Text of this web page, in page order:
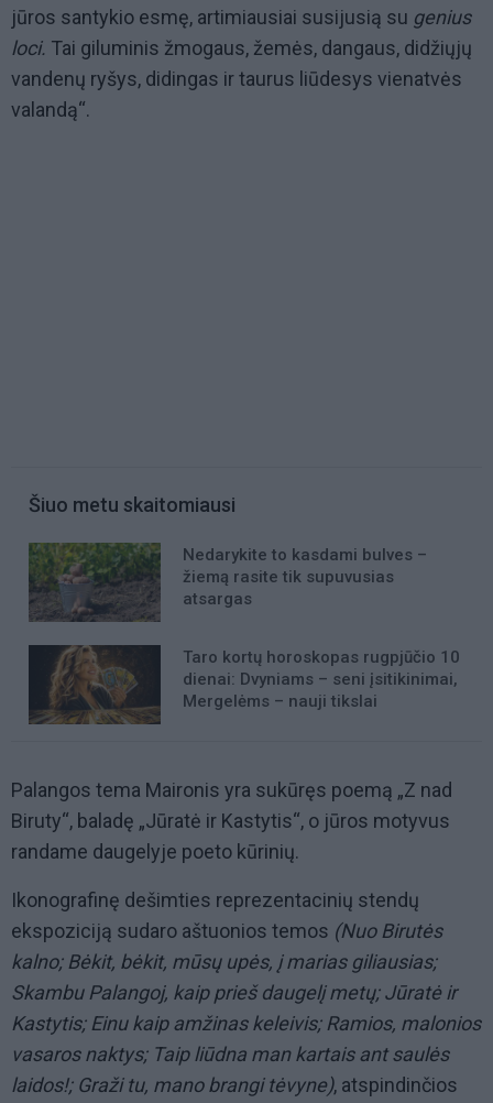
jūros santykio esmę, artimiausiai susijusią su genius
loci. Tai giluminis žmogaus, žemės, dangaus, didžiųjų
vandenų ryšys, didingas ir taurus liūdesys vienatvės
valandą“.
Šiuo metu skaitomiausi
Nedarykite to kasdami bulves –
žiemą rasite tik supuvusias
atsargas
Taro kortų horoskopas rugpjūčio 10
dienai: Dvyniams – seni įsitikinimai,
Mergelėms – nauji tikslai
Palangos tema Maironis yra sukūręs poemą „Z nad
Biruty“, baladę „Jūratė ir Kastytis“, o jūros motyvus
randame daugelyje poeto kūrinių.
Ikonografinę dešimties reprezentacinių stendų
ekspoziciją sudaro aštuonios temos (Nuo Birutės
kalno; Bėkit, bėkit, mūsų upės, į marias giliausias;
Skambu Palangoj, kaip prieš daugelį metų; Jūratė ir
Kastytis; Einu kaip amžinas keleivis; Ramios, malonios
vasaros naktys; Taip liūdna man kartais ant saulės
laidos!; Graži tu, mano brangi tėvyne), atspindinčios